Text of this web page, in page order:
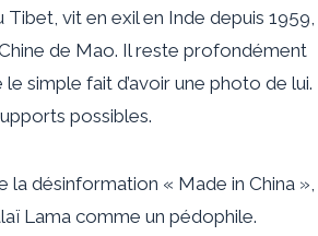
vit en exil en Inde depuis 1959,
de Mao. Il reste profondément
simple fait d’avoir une photo de lui.
possibles.
désinformation « Made in China »,
Lama comme un pédophile.